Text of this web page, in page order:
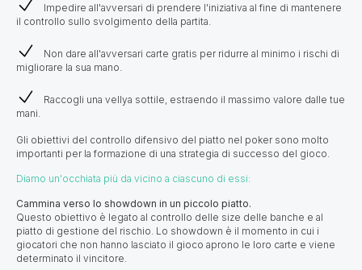
Impedire all'avversari di prendere l'iniziativa al fine di mantenere
il controllo sullo svolgimento della partita.
Non dare all'avversari carte gratis per ridurre al minimo i rischi di
migliorare la sua mano.
Raccogli una vellya sottile, estraendo il massimo valore dalle tue
mani.
Gli obiettivi del controllo difensivo del piatto nel poker sono molto
importanti per la formazione di una strategia di successo del gioco.
Diamo un'occhiata più da vicino a ciascuno di essi:
Cammina verso lo showdown in un piccolo piatto.
Questo obiettivo è legato al controllo delle size delle banche e al
piatto di gestione del rischio. Lo showdown è il momento in cui i
giocatori che non hanno lasciato il gioco aprono le loro carte e viene
determinato il vincitore.